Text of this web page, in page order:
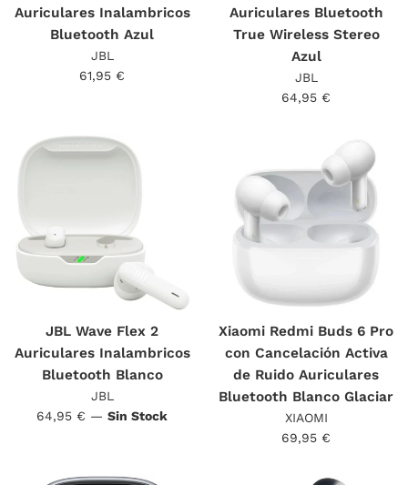
Auriculares Inalambricos
Bluetooth Azul
JBL
Precio
61,95 €
Auriculares Bluetooth
True Wireless Stereo
Azul
JBL
Precio
64,95 €
JBL Wave Flex 2
Auriculares Inalambricos
Bluetooth Blanco
JBL
Precio
64,95 € — Sin Stock
Xiaomi Redmi Buds 6 Pro
con Cancelación Activa
de Ruido Auriculares
Bluetooth Blanco Glaciar
XIAOMI
Precio
69,95 €